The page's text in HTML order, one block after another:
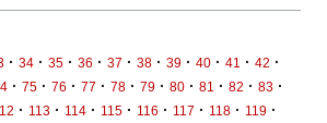
· 34 · 35 · 36 · 37 · 38 · 39 · 40 · 41 · 42 ·
· 75 · 76 · 77 · 78 · 79 · 80 · 81 · 82 · 83 ·
· 113 · 114 · 115 · 116 · 117 · 118 · 119 ·